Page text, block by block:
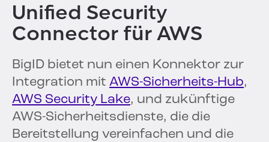
Unified Security
Connector für AWS
BigID bietet nun einen Konnektor zur
Integration mit AWS-Sicherheits-Hub,
AWS Security Lake, und zukünftige
AWS-Sicherheitsdienste, die die
Bereitstellung vereinfachen und die